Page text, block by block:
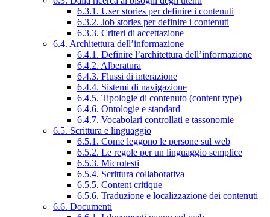
6.3.1. User stories per definire i contenuti
6.3.2. Job stories per definire i contenuti
6.3.3. Criteri di accettazione
6.4. Architettura dell’informazione
6.4.1. Definire l’architettura dell’informazione
6.4.2. Alberatura
6.4.3. Flussi di interazione
6.4.4. Sistemi di navigazione
6.4.5. Tipologie di contenuto (content type)
6.4.6. Ontologie e standard
6.4.7. Vocabolari controllati e tassonomie
6.5. Scrittura e linguaggio
6.5.1. Come leggono le persone sul web
6.5.2. Le regole per un linguaggio semplice
6.5.3. Microtesti
6.5.4. Scrittura collaborativa
6.5.5. Content critique
6.5.6. Traduzione e localizzazione dei contenuti
6.6. Documenti